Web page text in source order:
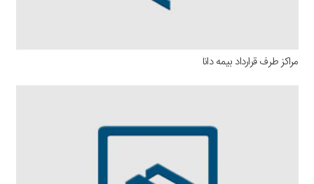
مراکز طرف قرارداد بیمه دانا